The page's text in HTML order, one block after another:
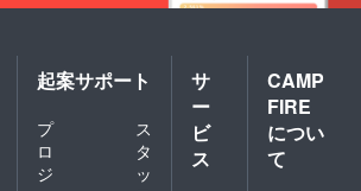
起案サポート
プ
ロ
ジ
ス
タ
ッ
サ
ー
ビ
ス
CAMP
FIRE
につい
て